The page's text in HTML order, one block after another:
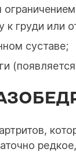
к груди или
суставе;